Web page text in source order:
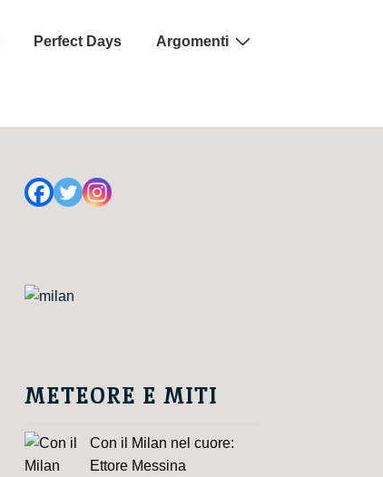
Perfect Days Argomenti
METEORE E MITI
Con il Milan nel cuore:
Ettore Messina